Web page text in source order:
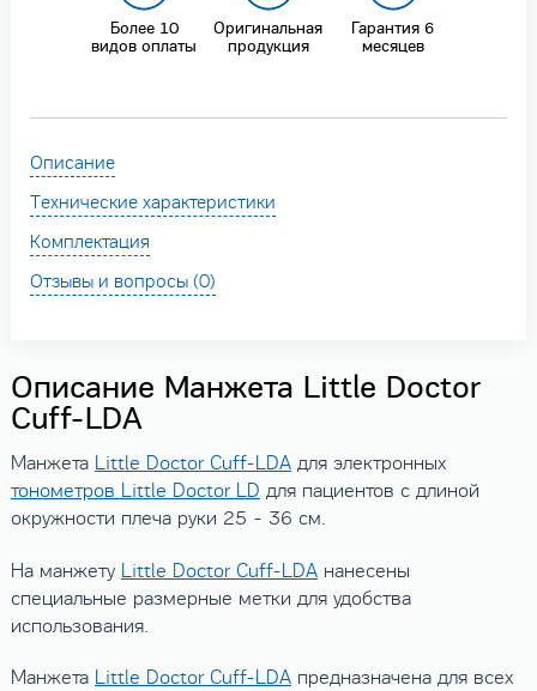
Более 10
видов оплаты
Оригинальная
продукция
Гарантия 6
месяцев
Описание
Технические характеристики
Комплектация
Отзывы и вопросы (0)
Описание Манжета Little Doctor
Cuff-LDA
Манжета Little Doctor Cuff-LDAдля электронных
тонометров Little Doctor LD для пациентов с длиной
окружности плеча руки 25 - 36 см.
На манжету Little Doctor Cuff-LDAнанесены
специальные размерные метки для удобства
использования.
Манжета Little Doctor Cuff-LDAпредназначена для всех